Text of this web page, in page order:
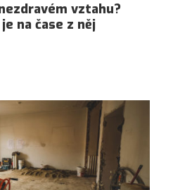
vztahu?
na čase z něj